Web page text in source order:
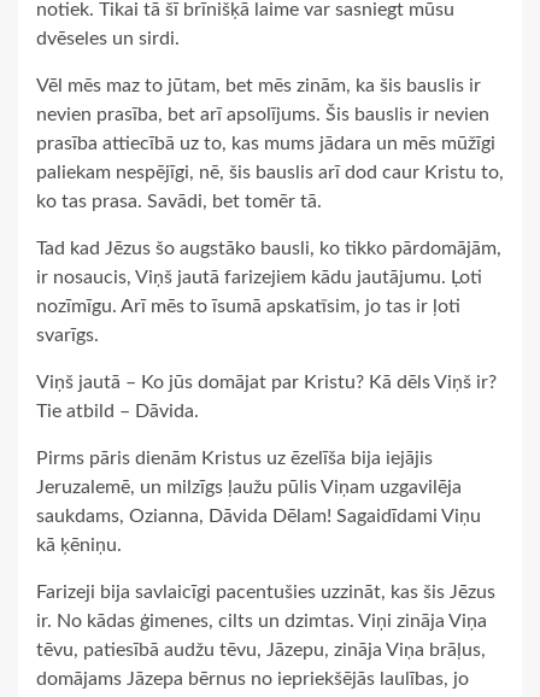
notiek. Tikai tā šī brīnišķā laime var sasniegt mūsu
dvēseles un sirdi.
Vēl mēs maz to jūtam, bet mēs zinām, ka šis bauslis ir
nevien prasība, bet arī apsolījums. Šis bauslis ir nevien
prasība attiecībā uz to, kas mums jādara un mēs mūžīgi
paliekam nespējīgi, nē, šis bauslis arī dod caur Kristu to,
ko tas prasa. Savādi, bet tomēr tā.
Tad kad Jēzus šo augstāko bausli, ko tikko pārdomājām,
ir nosaucis, Viņš jautā farizejiem kādu jautājumu. Ļoti
nozīmīgu. Arī mēs to īsumā apskatīsim, jo tas ir ļoti
svarīgs.
Viņš jautā – Ko jūs domājat par Kristu? Kā dēls Viņš ir?
Tie atbild – Dāvida.
Pirms pāris dienām Kristus uz ēzelīša bija iejājis
Jeruzalemē, un milzīgs ļaužu pūlis Viņam uzgavilēja
saukdams, Ozianna, Dāvida Dēlam! Sagaidīdami Viņu
kā ķēniņu.
Farizeji bija savlaicīgi pacentušies uzzināt, kas šis Jēzus
ir. No kādas ģimenes, cilts un dzimtas. Viņi zināja Viņa
tēvu, patiesībā audžu tēvu, Jāzepu, zināja Viņa brāļus,
domājams Jāzepa bērnus no iepriekšējās laulības, jo